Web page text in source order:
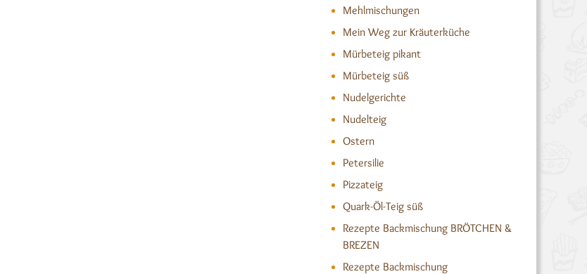
Mehlmischungen
Mein Weg zur Kräuterküche
Mürbeteig pikant
Mürbeteig süß
Nudelgerichte
Nudelteig
Ostern
Petersilie
Pizzateig
Quark-Öl-Teig süß
Rezepte Backmischung BRÖTCHEN &
BREZEN
Rezepte Backmischung